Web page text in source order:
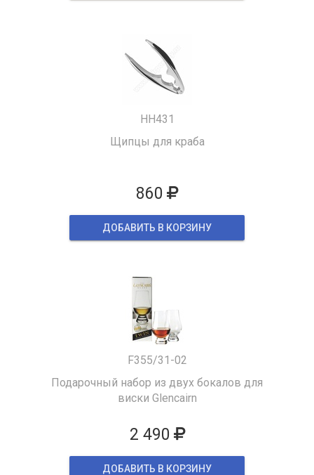
HH431
Щипцы для краба
860
ДОБАВИТЬ В КОРЗИНУ
F355/31-02
Подарочный набор из двух бокалов для
виски Glencairn
2 490
ДОБАВИТЬ В КОРЗИНУ